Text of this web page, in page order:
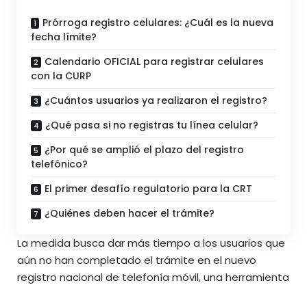
Prórroga registro celulares: ¿Cuál es la nueva
fecha límite?
Calendario OFICIAL para registrar celulares
con la CURP
¿Cuántos usuarios ya realizaron el registro?
¿Qué pasa si no registras tu línea celular?
¿Por qué se amplió el plazo del registro
telefónico?
El primer desafío regulatorio para la CRT
¿Quiénes deben hacer el trámite?
La medida busca dar más tiempo a los usuarios que
aún no han completado el trámite en el nuevo
registro nacional de telefonía móvil, una herramienta